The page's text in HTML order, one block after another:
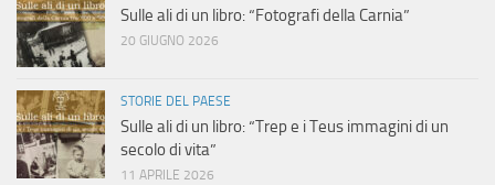
Sulle ali di un libro: “Fotografi della Carnia”
20 GIUGNO 2026
STORIE DEL PAESE
Sulle ali di un libro: “Trep e i Teus immagini di un
secolo di vita”
11 APRILE 2026